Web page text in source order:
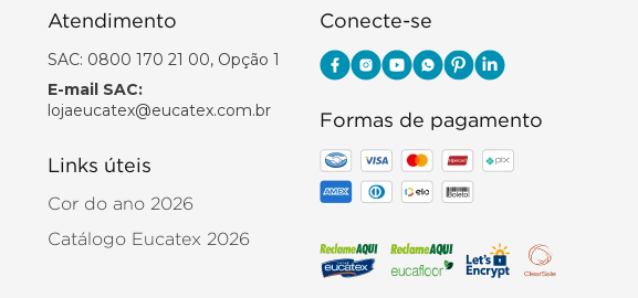
Atendimento
SAC: 0800 170 21 00, Opção 1
E-mail SAC:
lojaeucatex@eucatex.com.br
Links úteis
Cor do ano 2026
Catálogo Eucatex 2026
Conecte-se
Formas de pagamento